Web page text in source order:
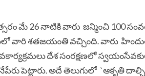
మే 26 నాటికి వారు జన్మించి 100
వారి శతజయంతి వచ్చింది. వారు
దేశ సంరక్షణలో
పెట్టారు. అదే తెలుగులో `ఆకృతి